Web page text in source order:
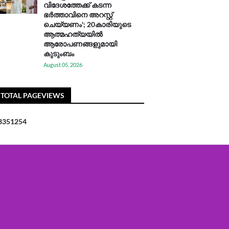
വിദേശത്തേക്ക് കടന്ന
ഭർത്താവിനെ അറസ്റ്റ്
ചെയ്യണം'; 20കാരിയുടെ
ആത്മഹത്യയിൽ
ആരോപണങ്ങളുമായി
കുടുംബം
August 05, 2026
TOTAL PAGEVIEWS
351254